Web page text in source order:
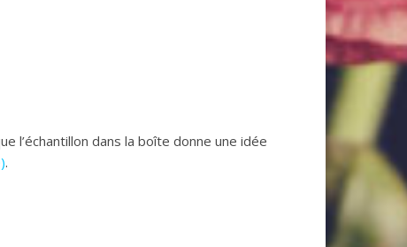
l’échantillon dans la boîte donne une idée
.